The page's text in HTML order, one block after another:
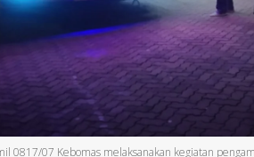
0817/07 Kebomas melaksanakan kegiatan